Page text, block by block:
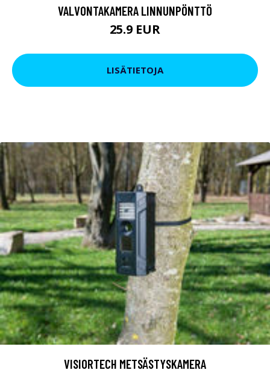
VALVONTAKAMERA LINNUNPÖNTTÖ
25.9 EUR
LISÄTIETOJA
VISIORTECH METSÄSTYSKAMERA